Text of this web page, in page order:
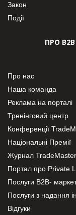
Закон
Події
ПРО В2В
Про нас
Наша команда
Реклама на порталі
Тренінговий центр
Конференції
Національні Премії
Журнал TradeMaster
Портал про Private
Послуги В2В-
Послуги з надання
Відгуки